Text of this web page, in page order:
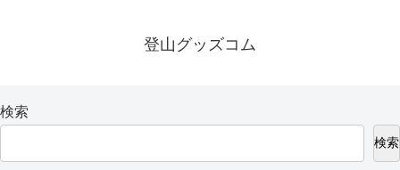
登山グッズコム
検索
検索